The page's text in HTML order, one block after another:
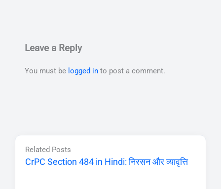
Leave a Reply
You must be logged in to post a comment.
Related Posts
CrPC Section 484 in Hindi: निरसन और व्यावृत्ति